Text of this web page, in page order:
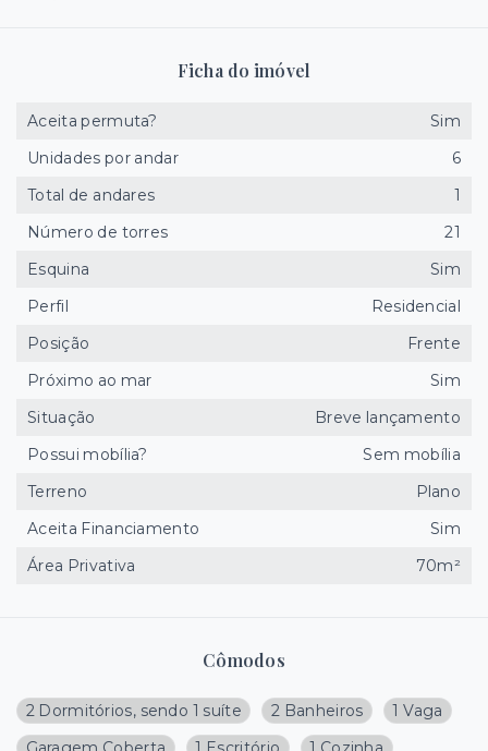
Cômodos
2 Dormitórios, sendo 1 suíte 2 Banheiros
1 Vaga
Ficha do imóvel
Aceita permuta?
Sim
Unidades por andar
6
Total de andares
1
Número de torres
21
Esquina
Sim
Perfil
Residencial
Posição
Frente
Próximo ao mar
Sim
Situação
Breve lançamento
Possui mobília?
Sem mobília
Terreno
Plano
Aceita Financiamento
Sim
Área Privativa
70m²